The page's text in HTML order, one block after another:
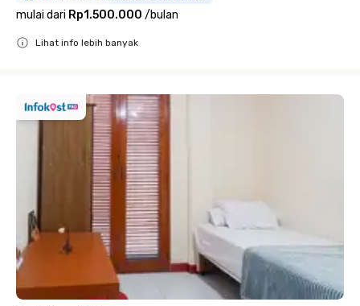
mulai dari Rp1.500.000 /bulan
Lihat info lebih banyak